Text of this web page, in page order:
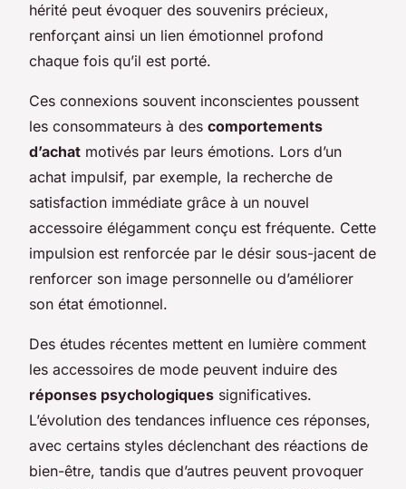
hérité peut évoquer des souvenirs précieux,
renforçant ainsi un lien émotionnel profond
chaque fois qu’il est porté.
Ces connexions souvent inconscientes poussent
les consommateurs à des comportements
d’achat motivés par leurs émotions. Lors d’un
achat impulsif, par exemple, la recherche de
satisfaction immédiate grâce à un nouvel
accessoire élégamment conçu est fréquente. Cette
impulsion est renforcée par le désir sous-jacent de
renforcer son image personnelle ou d’améliorer
son état émotionnel.
Des études récentes mettent en lumière comment
les accessoires de mode peuvent induire des
réponses psychologiques significatives.
L’évolution des tendances influence ces réponses,
avec certains styles déclenchant des réactions de
bien-être, tandis que d’autres peuvent provoquer